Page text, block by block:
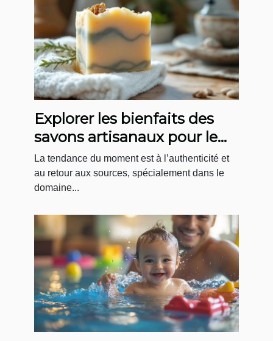
Explorer les bienfaits des
savons artisanaux pour le
corps et l'esprit
La tendance du moment est à l’authenticité et
au retour aux sources, spécialement dans le
domaine...